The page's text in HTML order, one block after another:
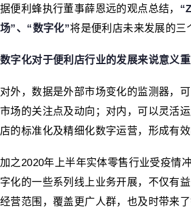
据便利蜂执行董事薛恩远的观点总结，
场”、“数字化”将是便利店未来发展的三
数字化对于便利店行业的发展来说意义重
对外，数据是外部市场变化的监测器，
市场的关注点及动向；对内，可以灵活
店的标准化及精细化数字运营，形成有效
加之2020年上半年实体零售行业受疫情
字化的一些系列线上业务开展，不仅有
经营范围，覆盖更广人群，也及时带来